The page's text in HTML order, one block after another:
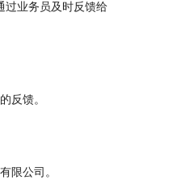
过业务员及时反馈给
反馈。
限公司。